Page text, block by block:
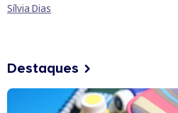
Sílvia Dias
Destaques